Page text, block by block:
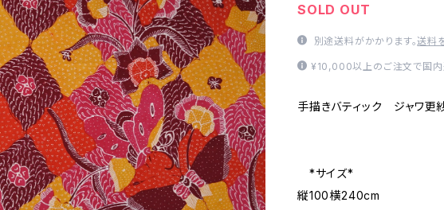
SOLD OUT
別途送料がかかります。送料
¥10,000以上のご注文で国内
手描きバティック ジャワ
*サイズ*
縦100横240cm